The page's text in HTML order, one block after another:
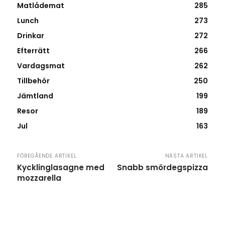
Matlådemat
285
Lunch
273
Drinkar
272
Efterrätt
266
Vardagsmat
262
Tillbehör
250
Jämtland
199
Resor
189
Jul
163
FÖREGÅENDE ARTIKEL
Kycklinglasagne med
mozzarella
NÄSTA ARTIKEL
Snabb smördegspizza